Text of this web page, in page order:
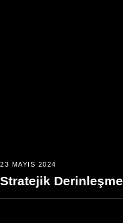
23 MAYIS 2024
Stratejik Derinleşme